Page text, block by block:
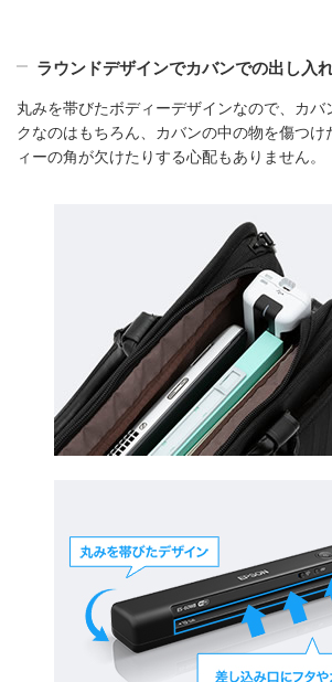
ラウンドデザインでカバンでの出し入
丸みを帯びたボディーデザインなので、カバ
クなのはもちろん、カバンの中の物を傷つけ
ィーの角が欠けたりする心配もありません。